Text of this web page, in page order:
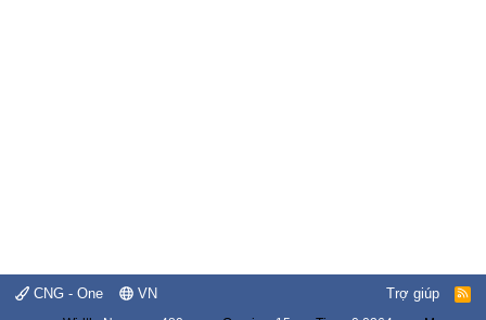
CNG - One VN Trợ giúp
R